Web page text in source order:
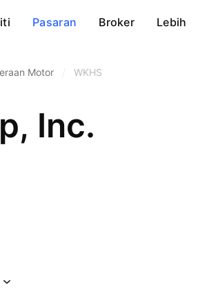
Pasaran Broker Lebih
Motor WKHS
Inc.